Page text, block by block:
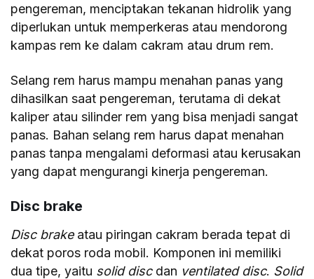
pengereman, menciptakan tekanan hidrolik yang
diperlukan untuk memperkeras atau mendorong
kampas rem ke dalam cakram atau drum rem.
Selang rem harus mampu menahan panas yang
dihasilkan saat pengereman, terutama di dekat
kaliper atau silinder rem yang bisa menjadi sangat
panas. Bahan selang rem harus dapat menahan
panas tanpa mengalami deformasi atau kerusakan
yang dapat mengurangi kinerja pengereman.
Disc brake
Disc brakeatau piringan cakram berada tepat di
dekat poros roda mobil. Komponen ini memiliki
dua tipe, yaitu solid discdan ventilated disc. Solid